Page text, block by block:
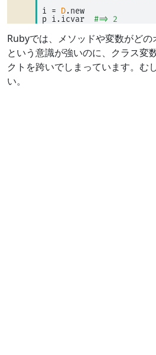
i = D.new
p i.icvar #=> 2
Rubyでは、メソッドや変数がどの
という意識が強いのに、クラス変
クトを跨いでしまっています。む
い。